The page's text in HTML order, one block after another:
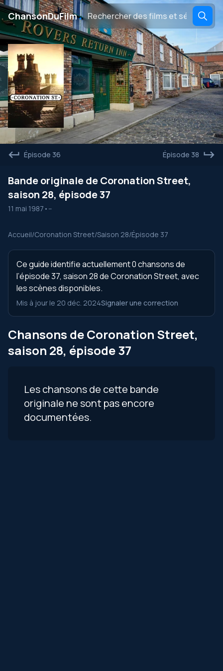
ChansonDuFilm․
Épisode 36 Épisode 38
Bande originale de Coronation Street,
saison 28, épisode 37
11 mai 1987 • --
Accueil/Coronation Street/Saison 28/Épisode 37
Ce guide identifie actuellement 0 chansons de
l’épisode 37, saison 28 de Coronation Street, avec
les scènes disponibles.
Mis à jour le 20 déc. 2024Signaler une correction
Chansons de Coronation Street,
saison 28, épisode 37
Les chansons de cette bande
originale ne sont pas encore
documentées.